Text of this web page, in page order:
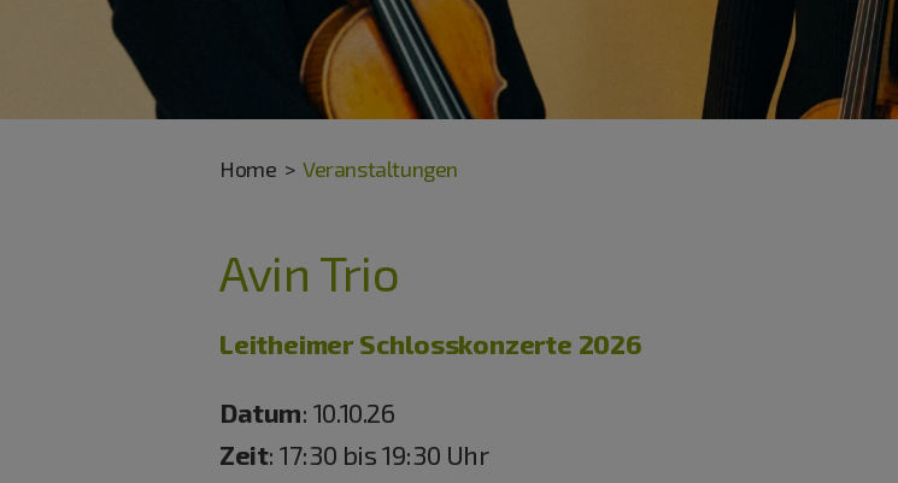
Home Veranstaltungen
Avin Trio
Leitheimer Schlosskonzerte 2026
Datum: 10.10.26
Zeit: 17:30 bis 19:30 Uhr